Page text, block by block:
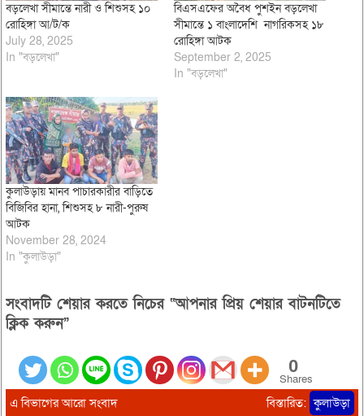
বড়লেখা সীমান্তে নারী ও শিশুসহ ১০
রোহিঙ্গা আ/ট/ক
July 28, 2025
In "বড়লেখা"
বিএসএফের অবৈধ পুশইন বড়লেখা
সীমান্তে ১ বাংলাদেশি নাগরিকসহ ১৮
রোহিঙ্গা আটক
September 2, 2025
In "বড়লেখা"
কুলাউড়ায় মানব পাচারকারীর বাড়িতে
বিজিবির হানা, শিশুসহ ৮ নারী-পুরুষ
আটক
November 28, 2024
In "কুলাউড়া"
সংবাদটি শেয়ার করতে নিচের “আপনার প্রিয় শেয়ার বাটনটিতে
ক্লিক করুন”
0
Shares
এ বিভাগের আরো সংবাদ বিস্তারিত: কুলাউড়া